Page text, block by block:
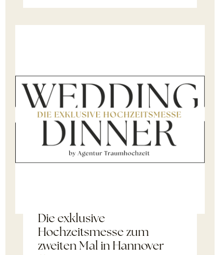
Die exklusive
Hochzeitsmesse zum
zweiten Mal in Hannover